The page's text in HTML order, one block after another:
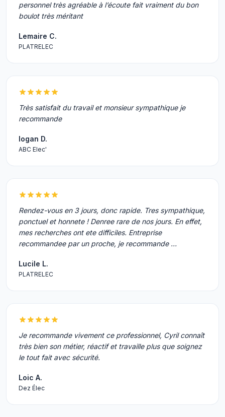
personnel très agréable à l’écoute fait vraiment du bon
boulot très méritant
Lemaire C.
PLATRELEC
Très satisfait du travail et monsieur sympathique je
recommande
logan D.
ABC Elec'
Rendez-vous en 3 jours, donc rapide. Tres sympathique,
ponctuel et honnete ! Denree rare de nos jours. En effet,
mes recherches ont ete difficiles. Entreprise
recommandee par un proche, je recommande …
Lucile L.
PLATRELEC
Je recommande vivement ce professionnel, Cyril connaît
très bien son métier, réactif et travaille plus que soignez
le tout fait avec sécurité.
Loic A.
Dez Élec